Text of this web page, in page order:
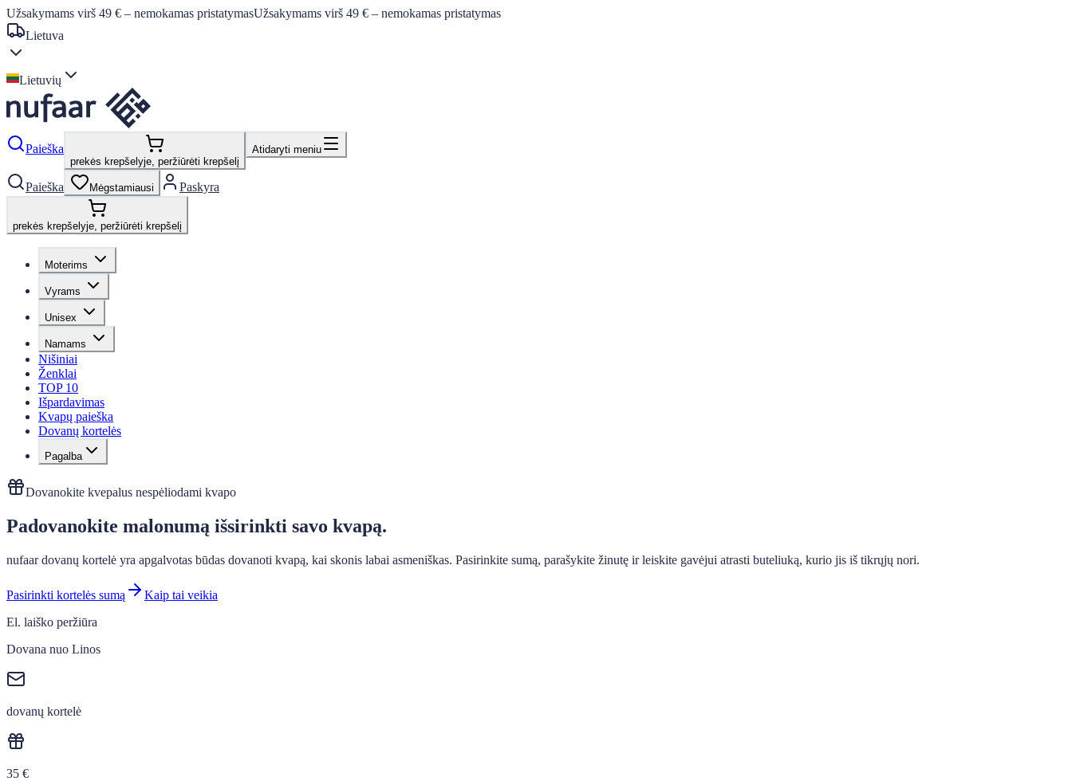
Užsakymams virš 49 € – nemokamas pristatymasUžsakymams virš 49 € – nemokamas pristatymas
Lietuva
Lietuvių
Paieška
prekės krepšelyje, peržiūrėti krepšelį
Atidaryti meniu
Paieška Mėgstamiausi Paskyra
prekės krepšelyje, peržiūrėti krepšelį
Moterims
Vyrams
Unisex
Namams
Nišiniai
Ženklai
TOP 10
Išpardavimas
Kvapų paieška
Dovanų kortelės
Pagalba
Dovanokite kvepalus nespėliodami kvapo
Padovanokite malonumą išsirinkti savo kvapą.
nufaar dovanų kortelė yra apgalvotas būdas dovanoti kvapą, kai skonis labai asmeniškas. Pasirinkite sumą, parašykite žinutę ir leiskite gavėjui atrasti buteliuką, kurio jis iš tikrųjų nori.
Pasirinkti kortelės sumą
Kaip tai veikia
El. laiško peržiūra
Dovana nuo Linos
dovanų kortelė
35 €